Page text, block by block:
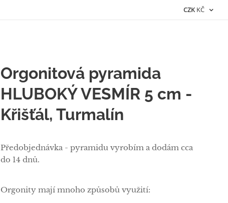
CZK KČ
Orgonitová pyramida
HLUBOKÝ VESMÍR 5 cm -
Křišťál, Turmalín
Předobjednávka - pyramidu vyrobím a dodám cca
do 14 dnů.
Orgonity mají mnoho způsobů využití: